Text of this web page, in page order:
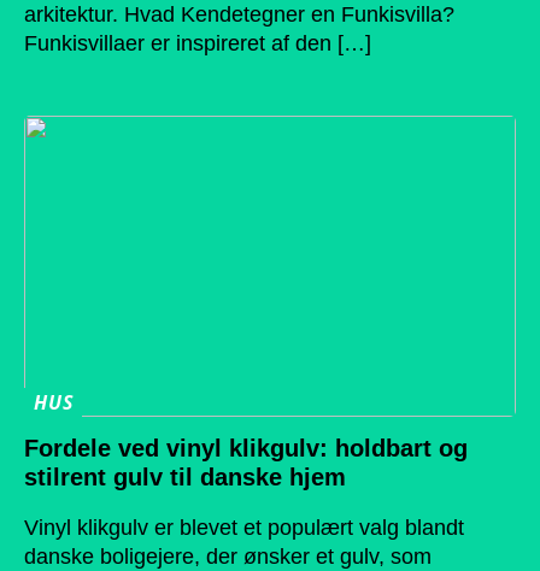
arkitektur. Hvad Kendetegner en Funkisvilla?
Funkisvillaer er inspireret af den […]
HUS
Fordele ved vinyl klikgulv: holdbart og
stilrent gulv til danske hjem
Vinyl klikgulv er blevet et populært valg blandt
danske boligejere, der ønsker et gulv, som